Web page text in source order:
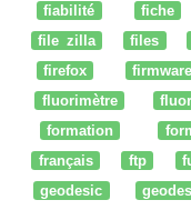
fiabilité
fiche
file zilla
files
firefox
firmware
fluorimètre
formation
français
ftp
geodesic